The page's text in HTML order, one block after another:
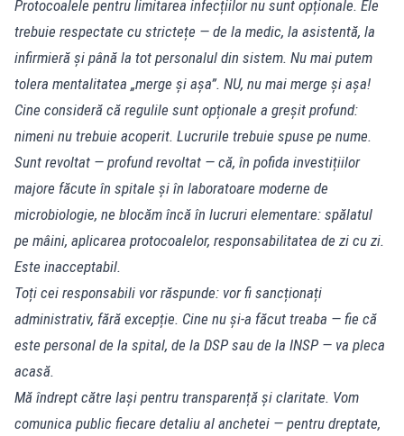
Protocoalele pentru limitarea infecțiilor nu sunt opționale. Ele
trebuie respectate cu strictețe — de la medic, la asistentă, la
infirmieră și până la tot personalul din sistem. Nu mai putem
tolera mentalitatea „merge și așa”. NU, nu mai merge și așa!
Cine consideră că regulile sunt opționale a greșit profund:
nimeni nu trebuie acoperit. Lucrurile trebuie spuse pe nume.
Sunt revoltat — profund revoltat — că, în pofida investițiilor
majore făcute în spitale și în laboratoare moderne de
microbiologie, ne blocăm încă în lucruri elementare: spălatul
pe mâini, aplicarea protocoalelor, responsabilitatea de zi cu zi.
Este inacceptabil.
Toți cei responsabili vor răspunde: vor fi sancționați
administrativ, fără excepție. Cine nu și-a făcut treaba — fie că
este personal de la spital, de la DSP sau de la INSP — va pleca
acasă.
Mă îndrept către Iași pentru transparență și claritate. Vom
comunica public fiecare detaliu al anchetei — pentru dreptate,